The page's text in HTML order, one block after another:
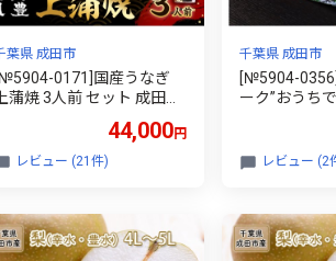
葉県 成田市
0171]国産うなぎ
上蒲焼 3人前 セット 成田名
豊 国産 うなぎ ウナギ 鰻 蒲
き 蒲焼 鰻蒲焼き 詰め合
44,000円
レビュー (21件)
千葉県 成田市
[№5904-
ーク”おうち
レビュー (2